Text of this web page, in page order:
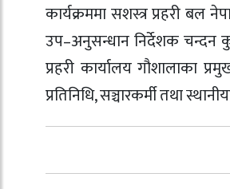
कार्यक्रममा सशस्त्र प्रहरी बल
उप–अनुसन्धान निर्देशक चन्दन
प्रहरी कार्यालय गौशालाका
प्रतिनिधि, सञ्चारकर्मी तथा